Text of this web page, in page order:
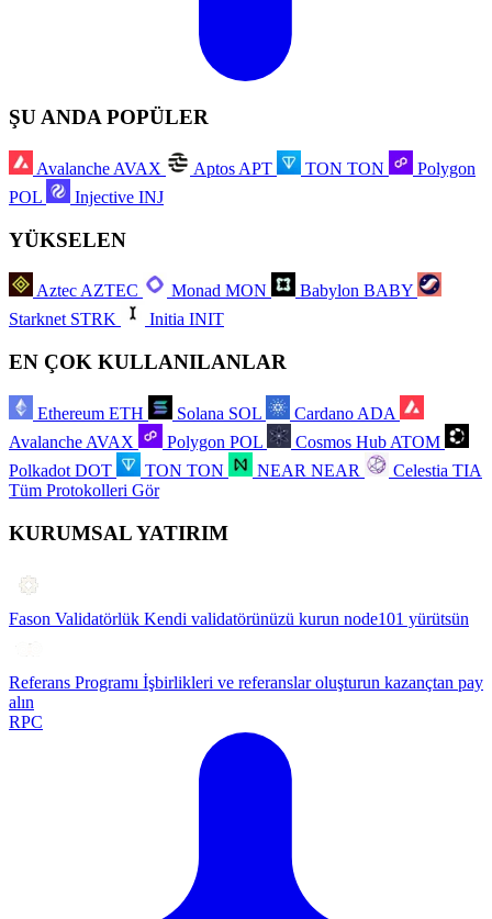
ŞU ANDA POPÜLER
Avalanche AVAX Aptos APT TON TON
Polygon
POL
Injective INJ
YÜKSELEN
AztecAZTEC Monad MON Babylon BABY
Starknet STRK Initia INIT
EN ÇOK KULLANILANLAR
Ethereum ETH Solana SOL Cardano ADA
Avalanche AVAX Polygon POL Cosmos Hub ATOM
Polkadot DOT TON TON NEAR NEAR Celestia TIA
Tüm Protokolleri Gör
KURUMSAL YATIRIM
Fason Validatörlük Kendi validatörünüzü kurun node101 yürütsün
Referans Programı İşbirlikleri ve referanslar oluşturun kazançtan pay
alın
RPC